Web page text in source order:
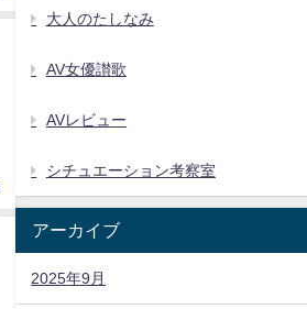
大人のたしなみ
AV女優讃歌
AVレビュー
シチュエーション考察室
アーカイブ
2025年9月